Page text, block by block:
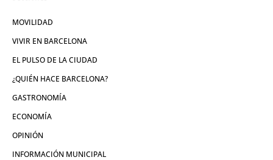
MOVILIDAD
VIVIR EN BARCELONA
EL PULSO DE LA CIUDAD
¿QUIÉN HACE BARCELONA?
GASTRONOMÍA
ECONOMÍA
OPINIÓN
INFORMACIÓN MUNICIPAL